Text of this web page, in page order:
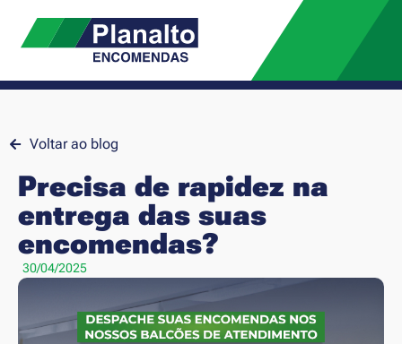
Voltar ao blog
Precisa de rapidez na
entrega das suas
encomendas?
30/04/2025